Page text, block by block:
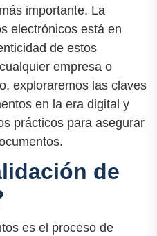
importante. La
electrónicos está en
de estos
empresa o
exploraremos las claves
en la era digital y
prácticos para asegurar
de
es el proceso de